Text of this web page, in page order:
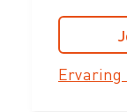
Ervaring